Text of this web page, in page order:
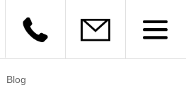
Blog